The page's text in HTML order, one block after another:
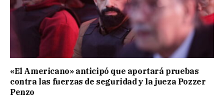
«El Americano» anticipó que aportará pruebas
contra las fuerzas de seguridad y la jueza Pozzer
Penzo